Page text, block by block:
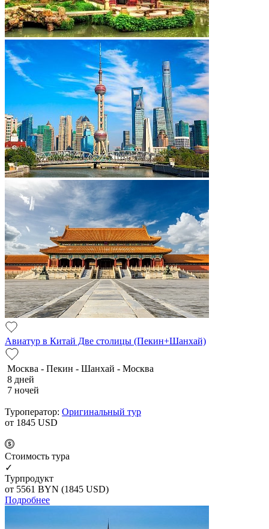
Авиатур в Китай Две столицы (Пекин+Шанхай)
Москва - Пекин - Шанхай - Москва
8 дней
7 ночей
Туроператор: Оригинальный тур
от 1845 USD
Cтоимость тура
✓
Турпродукт
от 5561 BYN (1845 USD)
Подробнее